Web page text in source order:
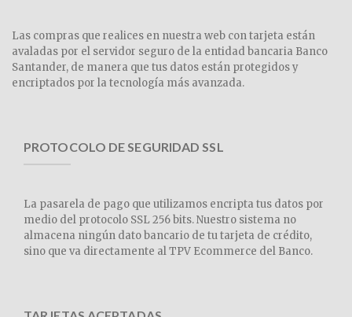
Las compras que realices en nuestra web con tarjeta están
avaladas por el servidor seguro de la entidad bancaria Banco
Santander, de manera que tus datos están protegidos y
encriptados por la tecnología más avanzada.
PROTOCOLO DE SEGURIDAD SSL
La pasarela de pago que utilizamos encripta tus datos por
medio del protocolo SSL 256 bits. Nuestro sistema no
almacena ningún dato bancario de tu tarjeta de crédito,
sino que va directamente al TPV Ecommerce del Banco.